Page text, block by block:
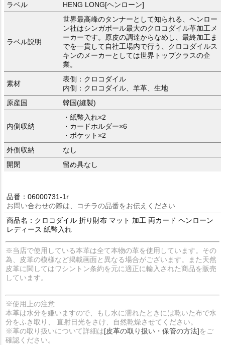
ラベル
HENG LONG[ヘンローン]
ラベル説明
世界最高峰のタンナーとして知られる、ヘンロー
ン社はシンガポール最大のクロコダイル革加工メ
ーカーです。原皮の調達からなめし、最終加工ま
でを一貫して自社工場内で行う、クロコダイルス
キンのメーカーとしては世界トップクラスの企
業。
素材
表側：クロコダイル
内側：クロコダイル、羊革、生地
原産国
韓国(縫製)
内側収納
・紙幣入れ×2
・カードホルダー×6
・ポケット×2
外側収納
なし
開閉
留め具なし
品番：06000731-1r
お問い合わせの際は、コチラの品番をお伝えください
商品名：クロコダイル 折り財布 マット 加工 両カード ヘンローン
レディース 紙幣入れ
※当店で使用している本革は全て本物の革を使用しています。その
為、皮革の模様など掲載画面と異なる場合がございます。また天然
皮革に関してはワシントン条約を元に適正に輸入された商品を販売
しています。
※使用上の注意
本革は水分を嫌いますので、もし水に濡れたときには乾いた布で水
分をふき取り、 直射日光をさけ、自然乾燥させてください。
※革の取り扱いについて詳細は[皮革の取り扱い・保管の方法]をご
確認ください。